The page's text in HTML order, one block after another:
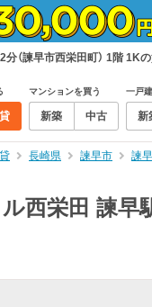
（諫早市西栄田町） 1階 1K
マンションを買う
新築 中古
一戸
新
長崎県 諫早市 諫
西栄田 諫早